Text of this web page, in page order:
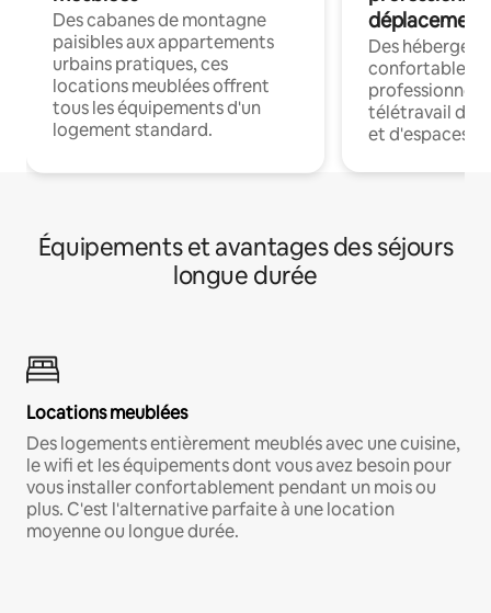
Des cabanes de montagne
paisibles aux appartements
urbains pratiques, ces
locations meublées offrent
tous les équipements d'un
logement standard.
déplacement
Des
confortables
professionnels
télétravail
et d'espaces
Équipements et avantages des séjours
longue durée
Locations meublées
Des logements entièrement meublés avec une cuisine,
le wifi et les équipements dont vous avez besoin pour
vous installer confortablement pendant un mois ou
plus. C'est l'alternative parfaite à une location
moyenne ou longue durée.